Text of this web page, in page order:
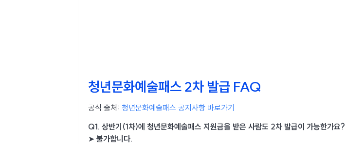
청년문화예술패스 2차 발급 FAQ
공식 출처: 청년문화예술패스 공지사항 바로가기
Q1. 상반기(1차)에 청년문화예술패스 지원금을 받은 사람도 2차 발급이 가능한가요?
➤ 불가합니다.